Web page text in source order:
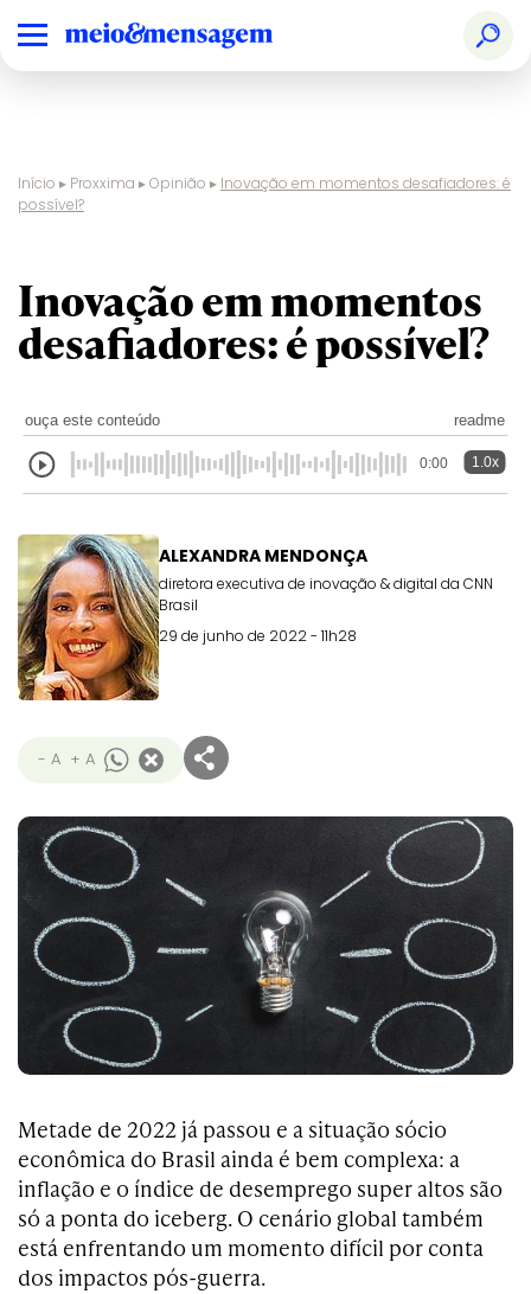
Início ▸ Proxxima ▸Opinião ▸ Inovação em momentos desafiadores: é
possível?
Inovação em momentos
desafiadores: é possível?
ouça este conteúdo readme
0:00 1.0x
ALEXANDRA MENDONÇA
diretora executiva de inovação & digital da CNN
Brasil
29 de junho de 2022 - 11h28
- A + A
Metade de 2022 já passou e a situação sócio
econômica do Brasil ainda é bem complexa: a
inflação e o índice de desemprego super altos são
só a ponta do iceberg. O cenário global também
está enfrentando um momento difícil por conta
dos impactos pós-guerra.